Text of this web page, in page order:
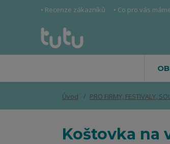
• Recenze zákazníků • Co pro vás
Úvod PRO FIRMY, FESTIVALY,
Koštovka na